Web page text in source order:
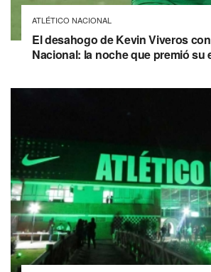
ATLÉTICO NACIONAL
El desahogo de Kevin Viveros
Nacional: la noche que premió su